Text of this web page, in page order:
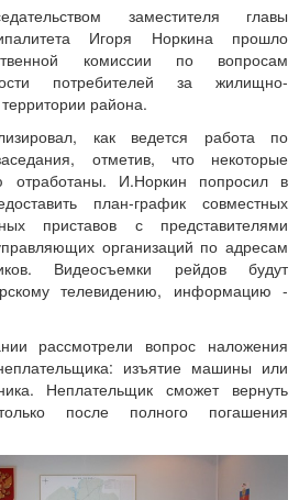
заместителя главы
Игоря Норкина прошло
комиссии по вопросам
потребителей за жилищно-
района.
как ведется работа по
отметив, что некоторые
отработаны. И.Норкин попросил в
план-график совместных
приставов с представителями
организаций по адресам
Видеосъемки рейдов будут
телевидению, информацию -
рассмотрели вопрос наложения
изъятие машины или
Неплательщик сможет вернуть
после полного погашения